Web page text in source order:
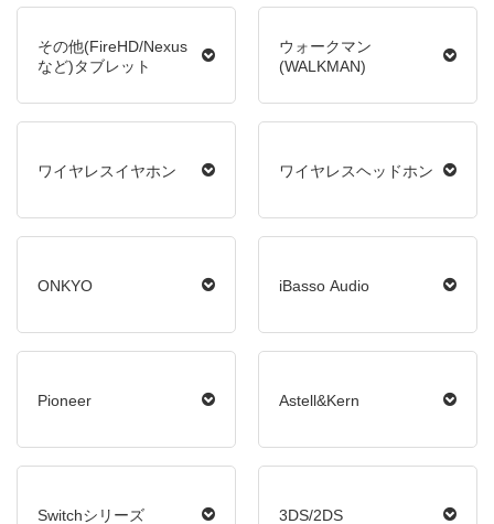
その他(FireHD/Nexus
など)タブレット
ウォークマン
(WALKMAN)
ワイヤレスイヤホン ワイヤレスヘッドホン
ONKYO iBasso Audio
Pioneer Astell&Kern
Switchシリーズ 3DS/2DS